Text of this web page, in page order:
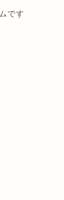
です